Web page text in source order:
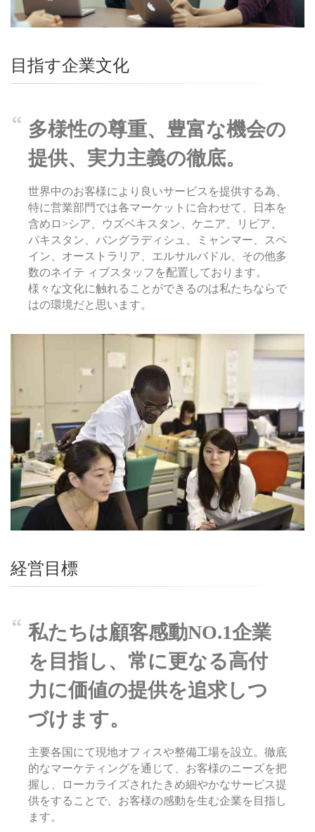
目指す企業文化
多様性の尊重、豊富な機会の
提供、実力主義の徹底。
世界中のお客様により良いサービスを提供する為、
特に営業部門では各マーケットに合わせて、日本を
含めロ>シア、ウズベキスタン、ケニア、リビア、
パキスタン、バングラディシュ、ミャンマー、スペ
イン、オーストラリア、エルサルバドル、その他多
数のネイテ ィブスタッフを配置しております。
様々な文化に触れることができるのは私たちならで
はの環境だと思います。
経営目標
私たちは顧客感動NO.1企業
を目指し、常に更なる高付
力に価値の提供を追求しつ
づけます。
主要各国にて現地オフィスや整備工場を設立。徹底
的なマーケティングを通じて、お客様のニーズを把
握し、ローカライズされたきめ細やかなサービス提
供をすることで、お客様の感動を生む企業を目指し
ます。